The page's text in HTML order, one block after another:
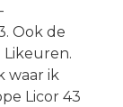
Ook de
waar ik
Licor 43